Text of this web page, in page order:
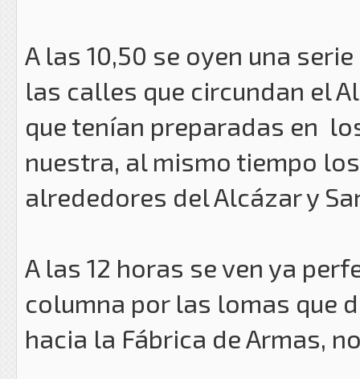
A las 10,50 se oyen una
las calles que circundan el
que tenían preparadas en
nuestra, al mismo tiempo
alrededores del Alcázar y
A las 12 horas se ven ya
columna por las lomas que
hacia la Fábrica de Armas,